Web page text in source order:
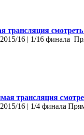
смотреть
16 | 1/16 финала
трансляция
16 | 1/4 финала